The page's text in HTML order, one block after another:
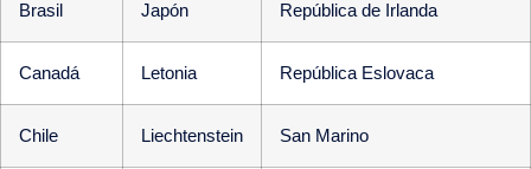
Brasil Japón República de Irlanda
Canadá Letonia República Eslovaca
Chile Liechtenstein San Marino